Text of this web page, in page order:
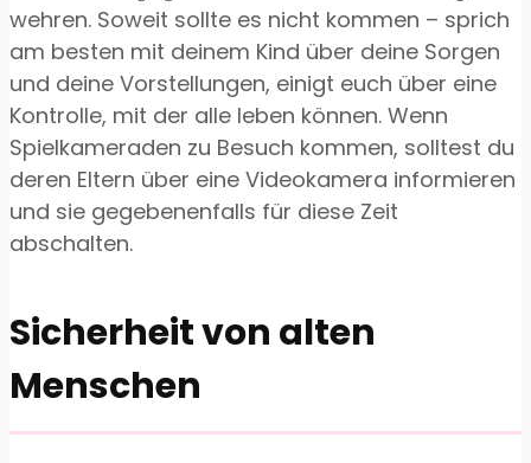
wehren. Soweit sollte es nicht kommen – sprich
am besten mit deinem Kind über deine Sorgen
und deine Vorstellungen, einigt euch über eine
Kontrolle, mit der alle leben können. Wenn
Spielkameraden zu Besuch kommen, solltest du
deren Eltern über eine Videokamera informieren
und sie gegebenenfalls für diese Zeit
abschalten.
Sicherheit von alten
Menschen